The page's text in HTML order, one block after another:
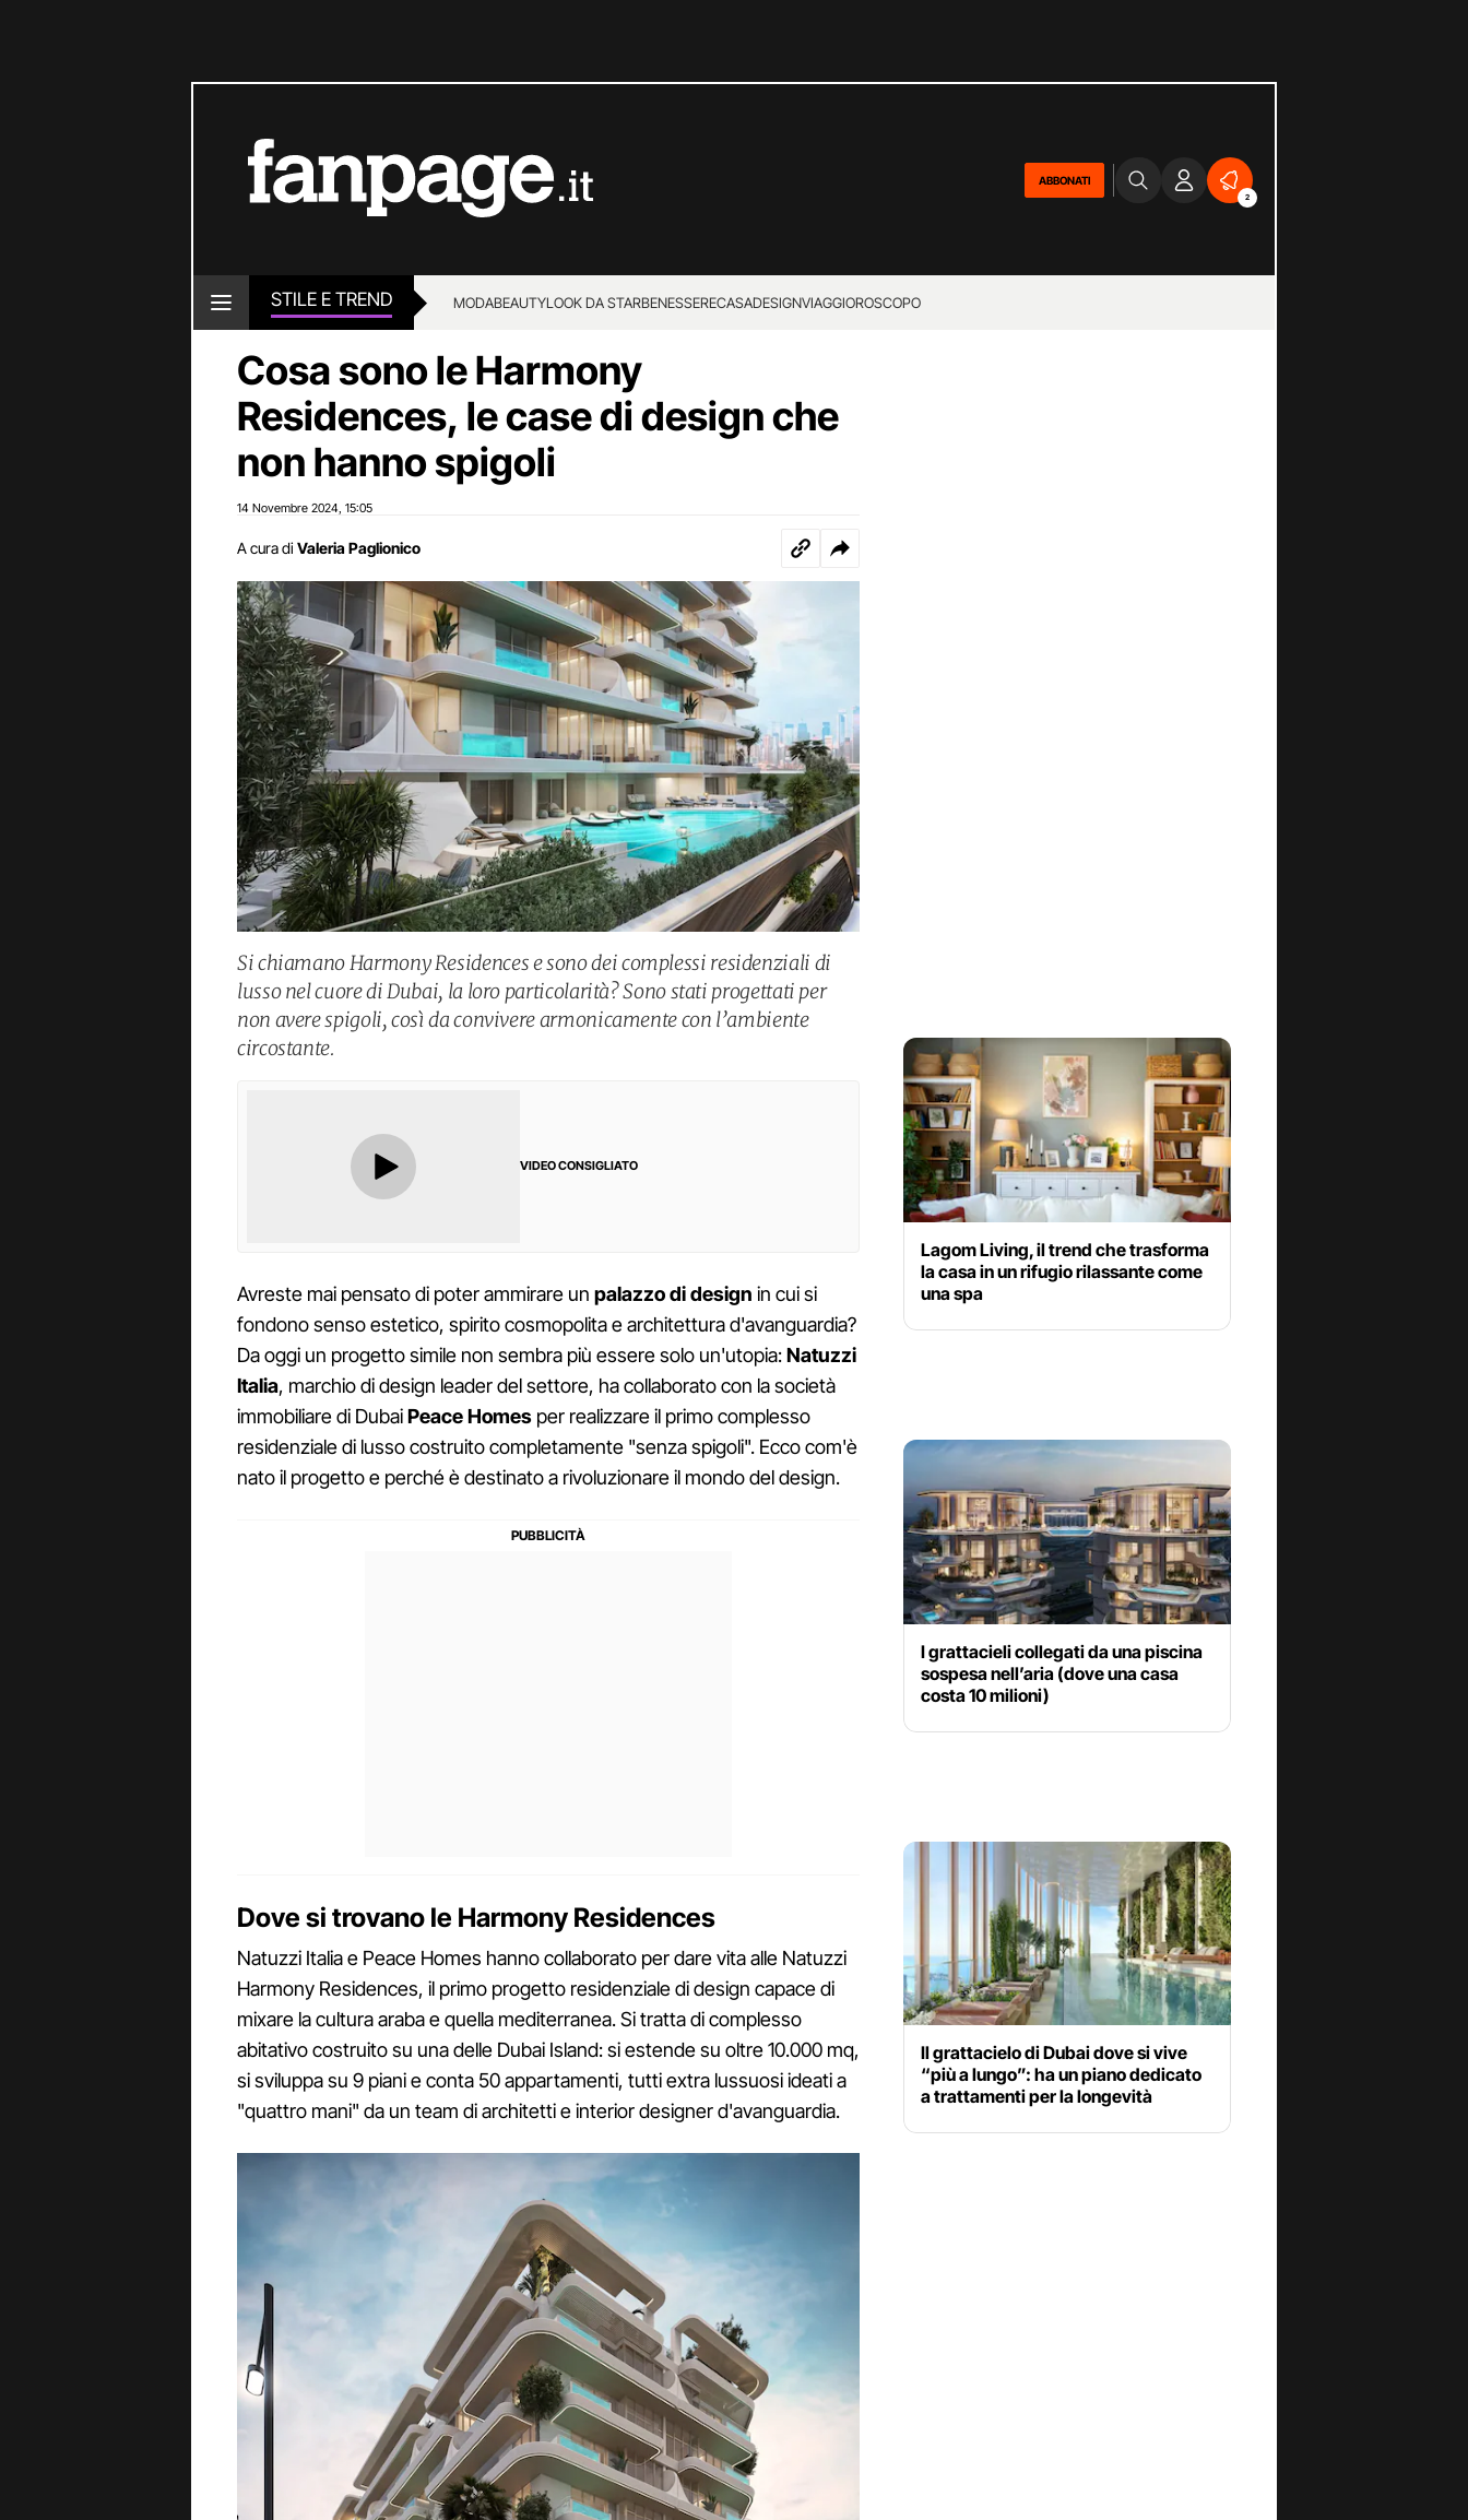
ABBONATI
2
STILE E TREND MODABEAUTYLOOK DA STARBENESSERECASADESIGNVIAGGIOROSCOPO
Cosa sono le Harmony
Residences, le case di design che
non hanno spigoli
14 Novembre 2024 15:05
A cura di Valeria Paglionico
Si chiamano Harmony Residences e sono dei complessi residenziali di
lusso nel cuore di Dubai, la loro particolarità? Sono stati progettati per
non avere spigoli, così da convivere armonicamente con l’ambiente
circostante.
VIDEO CONSIGLIATO
Avreste mai pensato di poter ammirare un palazzo di design in cui si
fondono senso estetico, spirito cosmopolita e architettura d'avanguardia?
Da oggi un progetto simile non sembra più essere solo un'utopia:Natuzzi
Italia, marchio di design leader del settore, ha collaborato con la società
immobiliare di DubaiPeace Homes per realizzare il primo complesso
residenziale di lusso costruito completamente "senza spigoli". Ecco com'è
nato il progetto e perché è destinato a rivoluzionare il mondo del design.
Dove si trovano le Harmony Residences
Natuzzi Italia e Peace Homes hanno collaborato per dare vita alle Natuzzi
Harmony Residences, il primo progetto residenziale di design capace di
mixare la cultura araba e quella mediterranea. Si tratta di complesso
abitativo costruito su una delle Dubai Island: si estende su oltre 10.000 mq,
si sviluppa su 9 piani e conta 50 appartamenti, tutti extra lussuosi ideati a
"quattro mani" da un team di architetti e interior designer d'avanguardia.
Lagom Living, il trend che trasforma
la casa in un rifugio rilassante come
una spa
I grattacieli collegati da una piscina
sospesa nell’aria (dove una casa
costa 10 milioni)
Il grattacielo di Dubai dove si vive
“più a lungo”: ha un piano dedicato
a trattamenti per la longevità